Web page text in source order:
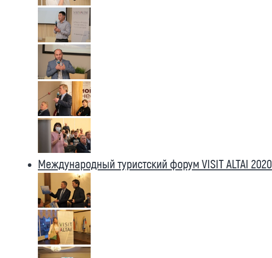
Международный туристский форум VISIT ALTAI 2020